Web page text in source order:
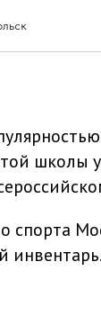
школы
спорта